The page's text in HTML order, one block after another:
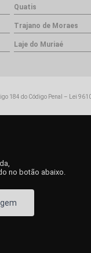
Quatis
Trajano de Moraes
Laje do Muriaé
184 do Código Penal –
Lei
no botão abaixo.